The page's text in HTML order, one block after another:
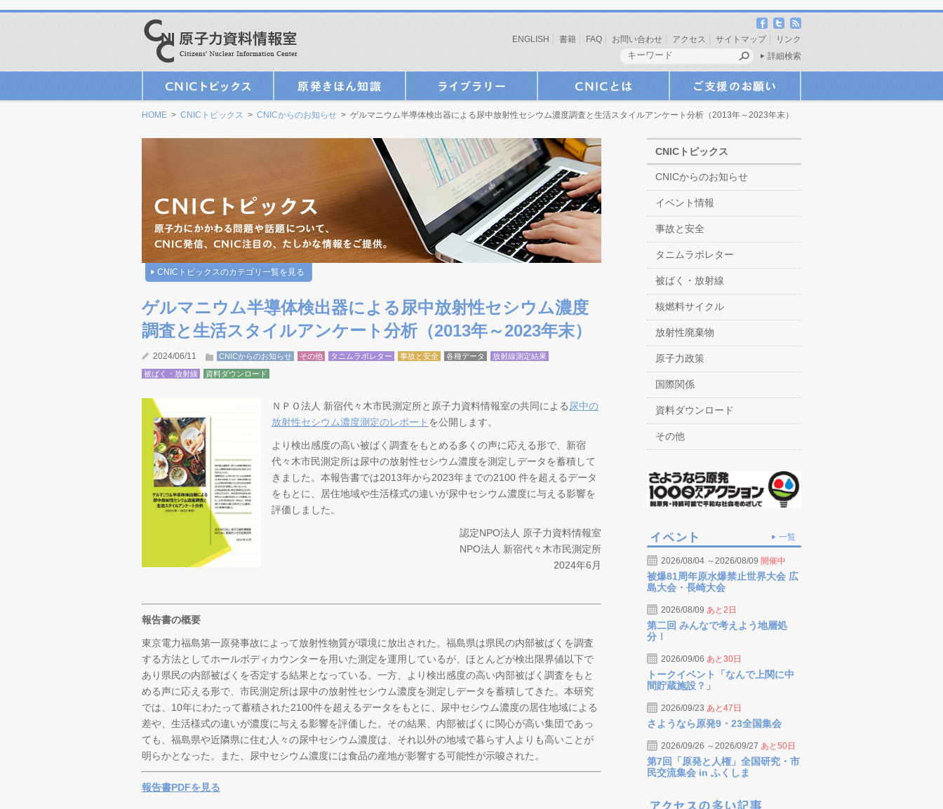
ENGLISH 書籍 FAQ お問い合わせ アクセス サイトマップ
リンク
詳細検索
HOME > CNICトピックス > CNICからのお知らせ > ゲルマニウム半導体検出器による尿中放射性セシウム濃度調査と生活スタイルアンケート分析（2013年～2023年末）
CNICトピックスのカテゴリ一覧を見る
ゲルマニウム半導体検出器による尿中放射性セシウム濃度
調査と生活スタイルアンケート分析（2013年～2023年末）
2024/06/11 CNICからのお知らせ その他 タニムラボレター 事故と安全 各種データ 放射線測定結果
被ばく・放射線 資料ダウンロード
ＮＰＯ法人 新宿代々木市民測定所と原子力資料情報室の共同による 尿中の
放射性セシウム濃度測定のレポート を公開します。
より検出感度の高い被ばく調査をもとめる多くの声に応える形で、新宿
代々木市民測定所は尿中の放射性セシウム濃度を測定しデータを蓄積して
きました。本報告書では2013年から2023年までの2100 件を超えるデータ
をもとに、居住地域や生活様式の違いが尿中セシウム濃度に与える影響を
評価しました。
認定NPO法人 原子力資料情報室
NPO法人 新宿代々木市民測定所
2024年6月
報告書の概要
東京電力福島第一原発事故によって放射性物質が環境に放出された。福島県は県民の内部被ばくを調査
する方法としてホールボディカウンターを用いた測定を運用しているが、ほとんどが検出限界値以下で
あり県民の内部被ばくを否定する結果となっている。一方、より検出感度の高い内部被ばく調査をもと
める声に応える形で、市民測定所は尿中の放射性セシウム濃度を測定しデータを蓄積してきた。本研究
では、10年にわたって蓄積された2100件を超えるデータをもとに、尿中セシウム濃度の居住地域による
差や、生活様式の違いが濃度に与える影響を評価した。その結果、内部被ばくに関心が高い集団であっ
ても、福島県や近隣県に住む人々の尿中セシウム濃度は、それ以外の地域で暮らす人よりも高いことが
明らかとなった。また、尿中セシウム濃度には食品の産地が影響する可能性が示唆された。
報告書PDFを見る
CNICトピックス
CNICからのお知らせ
イベント情報
事故と安全
タニムラボレター
被ばく・放射線
核燃料サイクル
放射性廃棄物
原子力政策
国際関係
資料ダウンロード
その他
一覧
2026/08/04 ～2026/08/09 開催中
被爆81周年原水爆禁止世界大会 広
島大会・長崎大会
2026/08/09 あと2日
第二回 みんなで考えよう地層処
分！
2026/09/06 あと30日
トークイベント「なんで上関に中
間貯蔵施設？」
2026/09/23 あと47日
さようなら原発9・23全国集会
2026/09/26 ～2026/09/27 あと50日
第7回「原発と人権」全国研究・市
民交流集会 in ふくしま